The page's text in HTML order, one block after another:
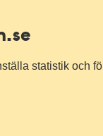
statistik och